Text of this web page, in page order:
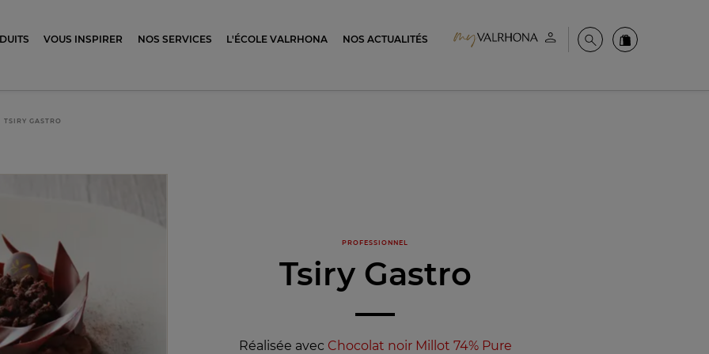
Espace client RechercheCommandez
VOUS INSPIRER NOS SERVICES L'ÉCOLE VALRHONA NOS ACTUALITÉS
TSIRY GASTRO
PROFESSIONNEL
Tsiry Gastro
Réalisée avec Chocolat noir Millot 74% Pure